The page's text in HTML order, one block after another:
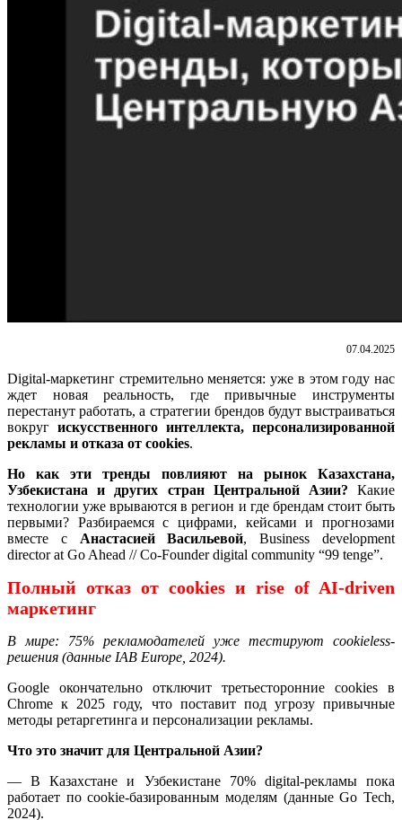
07.04.2025
Digital-маркетинг стремительно меняется: уже в этом году нас
ждет новая реальность, где привычные инструменты
перестанут работать, а стратегии брендов будут выстраиваться
вокруг искусственного интеллекта, персонализированной
рекламы и отказа от cookies.
Но как эти тренды повлияют на рынок Казахстана,
Узбекистана и других стран Центральной Азии? Какие
технологии уже врываются в регион и где брендам стоит быть
первыми? Разбираемся с цифрами, кейсами и прогнозами
вместе с Анастасией Васильевой, Business development
director at Go Ahead // Co-Founder digital community “99 tenge”.
Полный отказ от cookies и rise of AI-driven
маркетинг
В мире: 75% рекламодателей уже тестируют cookieless-
решения (данные IAB Europe, 2024).
Google окончательно отключит третьесторонние cookies в
Chrome к 2025 году, что поставит под угрозу привычные
методы ретаргетинга и персонализации рекламы.
Что это значит для Центральной Азии?
— В Казахстане и Узбекистане 70% digital-рекламы пока
работает по cookie-базированным моделям (данные Go Tech,
2024).